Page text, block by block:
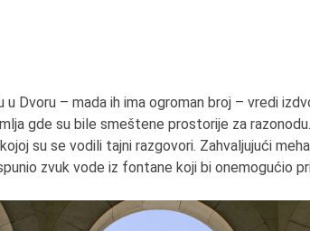
u Dvoru – mada ih ima ogroman broj – vredi
gde su bile smeštene prostorije za
su se vodili tajni razgovori. Zahvaljujući
zvuk vode iz fontane koji bi onemogućio